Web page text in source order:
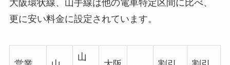
大阪環状線、山手線は他の電車特定区間に比べ、
更に安い料金に設定されています。
山